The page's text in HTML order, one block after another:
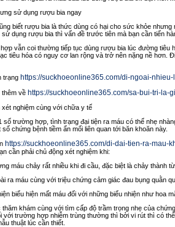
sử dụng rượu bia ngay
biết rượu bia là thức dùng có hại cho sức khỏe
sử dụng rượu bia thì vấn đề trước tiên mà bạn cần tiến
vẫn coi thường tiếp tục dùng rượu bia lúc đường tiêu
tiêu hóa có nguy cơ lan rộng và trở nên nặng nề hơn.
trạng https://suckhoeonline365.com/di-ngoai-
về https://suckhoeonline365.com/sa-bui-tri-la-
xét nghiệm cùng với chữa y tế
số trường hợp, tình trạng đại tiện ra máu có thể nhẹ
số chứng bệnh tiềm ẩn mối liên quan tới băn khoăn này.
https://suckhoeonline365.com/di-dai-tien-ra-mau-
cần phải chủ động xét nghiệm khi:
máu chảy rất nhiều khi đi cầu, đặc biệt là chảy thành
ra máu cùng với triệu chứng cảm giác đau bụng quằn
biểu hiện mất máu đối với những biểu nhiện như hoa
thăm khám cùng với tìm cấp độ trầm trọng nhẹ của
với trường hợp nhiễm trùng thường thì bởi vi rút thì có
thuật lúc cần thiết.